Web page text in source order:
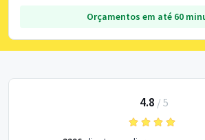
Orçamentos em até 60
4.8 / 5